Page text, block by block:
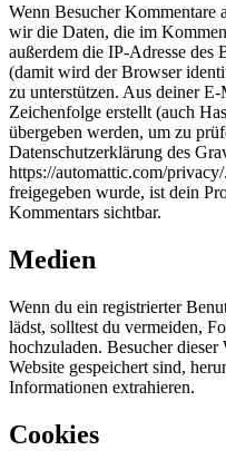
Wenn Besucher Kommentare
wir die Daten, die im
außerdem die IP-Adresse des
(damit wird der Browser
zu unterstützen. Aus deiner E-
Zeichenfolge erstellt (auch
übergeben werden, um zu
Datenschutzerklärung des
https://automattic.com/
freigegeben wurde, ist dein
Kommentars sichtbar.
Medien
Wenn du ein registrierter
lädst, solltest du vermeiden,
hochzuladen. Besucher
Website gespeichert sind,
Informationen extrahieren.
Cookies